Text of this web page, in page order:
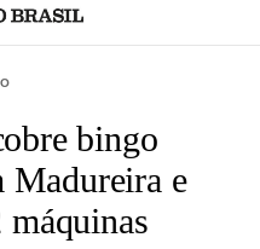
bingo
Madureira e
máquinas